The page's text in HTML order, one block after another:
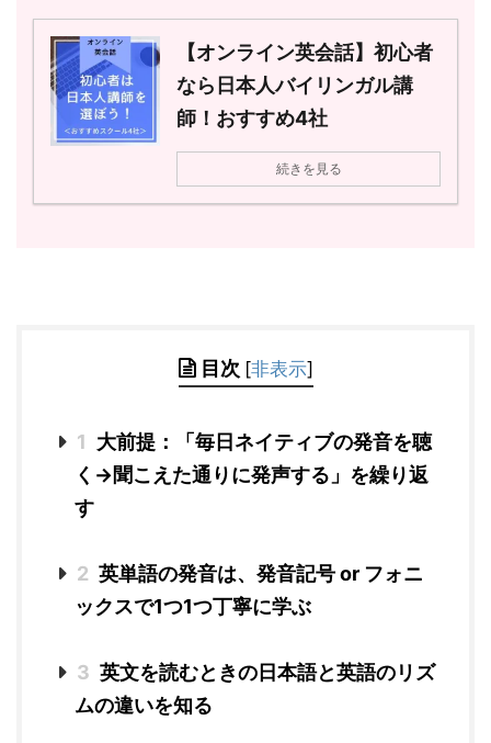
【オンライン英会話】初心者
なら日本人バイリンガル講
師！おすすめ4社
続きを見る
目次 [非表示]
1 大前提：「毎日ネイティブの発音を聴
く→聞こえた通りに発声する」を繰り返
す
2 英単語の発音は、発音記号 or フォニ
ックスで1つ1つ丁寧に学ぶ
3 英文を読むときの日本語と英語のリズ
ムの違いを知る